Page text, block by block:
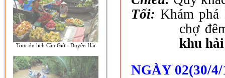
Tour du lich Cần Giờ - Duyên Hải
Tối: Khám phá
chợ
khu
NGÀY 02(30/